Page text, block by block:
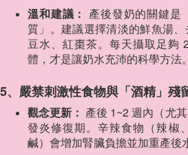
溫和建議： 產後發奶的關鍵是
質」。建議選擇清淡的鮮魚湯
豆水、紅棗茶。每天攝取足夠
體，才是讓奶水充沛的科學方法。
5、嚴禁刺激性食物與「酒精」殘
觀念更新： 產後 1~2 週內（尤
發炎修復期。辛辣食物（辣椒
鹹）會增加腎臟負擔並加重產後